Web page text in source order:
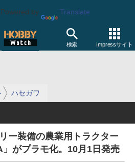
Powered by Translate
検索 Impressサイト
ハセガワ
ー装備の農業用トラクター
」がプラモ化。10月1日発売